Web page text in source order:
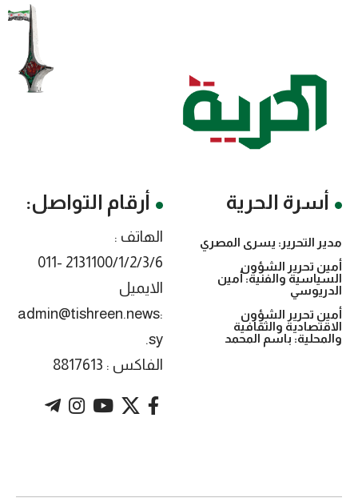
أسرة الحرية
مدير التحرير: يسرى المصري
أمين تحرير الشؤون
السياسية والفنية: أمين
الدريوسي
أمين تحرير الشؤون
الاقتصادية والثقافية
والمحلية: باسم المحمد
أرقام التواصل:
الهاتف :
2131100/1/2/3/6 -011
الايميل
:admin@tishreen.news
.sy
الفاكس : 8817613